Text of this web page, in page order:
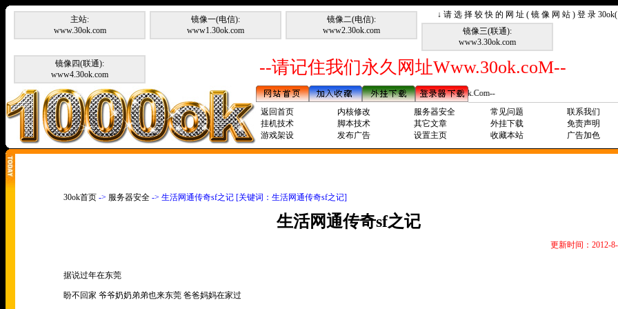
↓ 请 选 择 较 快 的 网 址 ( 镜 像 网 站 ) 登 录
主站:
www.30ok.com
镜像一(电信):
www1.30ok.com
镜像二(电信):
www2.30ok.com
镜像三(联通):
www3.30ok.com
镜像四(联通):
www4.30ok.com
--请记住我们永久网址Www.30ok.coM--
--请记住我们永久网址Www.30ok.Com--
返回首页
内核修改 服务器安全 常见问题
联系我们
挂机技术
脚本技术 其它文章 外挂下载
免责声明
游戏架设
发布广告 设置主页 收藏本站 广告加色
30ok首页 -> 服务器安全 -> 生活网通传奇sf之记 [关键词：生活网通传奇sf之记]
生活网通传奇sf之记
更新时间：2012-
据说过年在东莞
盼不回家 爷爷奶奶弟弟也来东莞 爸爸妈妈在家过